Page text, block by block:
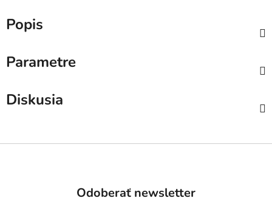
Popis
Parametre
Diskusia
Odoberať newsletter